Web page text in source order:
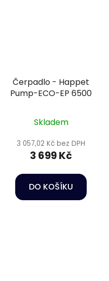
Čerpadlo - Happet
Pump-ECO-EP 6500
Skladem
3 057,02 Kč bez DPH
3 699 Kč
DO KOŠÍKU